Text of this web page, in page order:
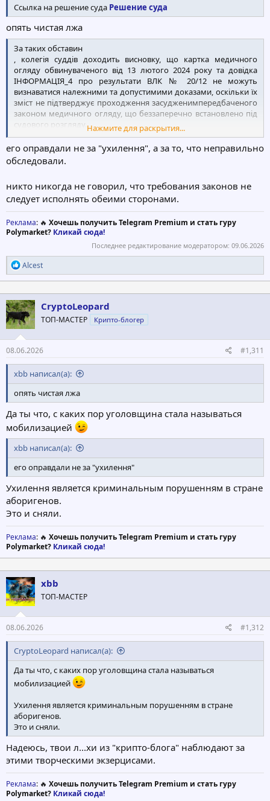
Ссылка на решение суда Решение суда
опять чистая лжа
За таких обставин
, колегія суддів доходить висновку, що картка медичного
огляду обвинуваченого від 13 лютого 2024 року та довідка
ІНФОРМАЦІЯ_4 про результати ВЛК № 20/12 не можуть
визнаватися належними та допустимими доказами, оскільки їх
зміст не підтверджує проходження засудженимпередбаченого
законом медичного огляду, що беззаперечно встановлено під
судового розгляду.
Таким чином, Суд доходить висновку, що
матеріали
кримінального провадження не містять належних та
визначеному законом порядку придатності ОСОБА_7 до
військової служби,а відтак і наявність у його діях складу
кримінального правопорушення, передбаченого ст. 336 КК
України.​
Нажмите для раскрытия...
его оправдали не за "ухилення", а за то, что неправильно
обследовали.
никто никогда не говорил, что требования законов не
следует исполнять обеими сторонами.
Реклама: 🔥 Хочешь получить Telegram Premium и стать гуру
Polymarket? Кликай сюда!
Последнее редактирование модератором: 09.06.2026
Р
е
а
к
ц
и
и
:
Alcest
CryptoLeopard
ТОП-МАСТЕР Крипто-блогер
08.06.2026 #1,311
xbb написал(а):
опять чистая лжа
Да ты что, с каких пор уголовщина стала называться
мобилизацией
xbb написал(а):
его оправдали не за "ухилення"
Ухилення является криминальным порушенням в стране
аборигенов.
Это и сняли.
Реклама: 🔥 Хочешь получить Telegram Premium и стать гуру
Polymarket? Кликай сюда!
xbb
ТОП-МАСТЕР
08.06.2026 #1,312
CryptoLeopard написал(а):
Да ты что, с каких пор уголовщина стала называться
мобилизацией
Ухилення является криминальным порушенням в стране
аборигенов.
Это и сняли.
Надеюсь, твои л...хи из "крипто-блога" наблюдают за
этими творческими экзерцисами.
Реклама: 🔥 Хочешь получить Telegram Premium и стать гуру
Polymarket? Кликай сюда!